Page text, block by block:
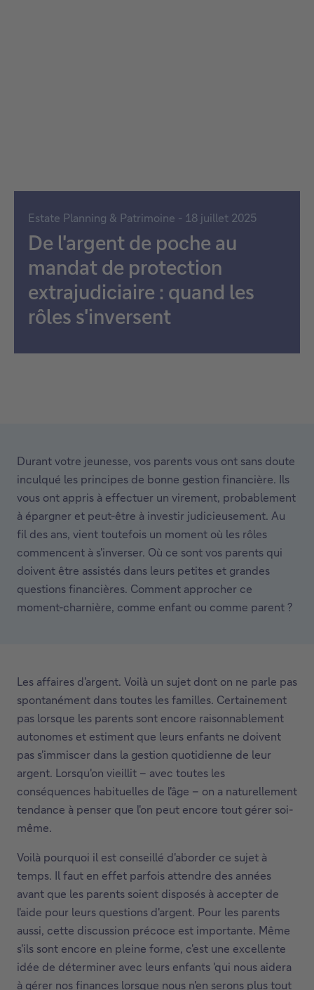
Estate Planning & Patrimoine - 18 juillet 2025
De l'argent de poche au
mandat de protection
extrajudiciaire : quand les
rôles s'inversent
Durant votre jeunesse, vos parents vous ont sans doute
inculqué les principes de bonne gestion financière. Ils
vous ont appris à effectuer un virement, probablement
à épargner et peut-être à investir judicieusement. Au
fil des ans, vient toutefois un moment où les rôles
commencent à s'inverser. Où ce sont vos parents qui
doivent être assistés dans leurs petites et grandes
questions financières. Comment approcher ce
moment-charnière, comme enfant ou comme parent ?
Les affaires d'argent. Voilà un sujet dont on ne parle pas
spontanément dans toutes les familles. Certainement
pas lorsque les parents sont encore raisonnablement
autonomes et estiment que leurs enfants ne doivent
pas s'immiscer dans la gestion quotidienne de leur
argent. Lorsqu'on vieillit – avec toutes les
conséquences habituelles de l'âge – on a naturellement
tendance à penser que l'on peut encore tout gérer soi-
même.
Voilà pourquoi il est conseillé d'aborder ce sujet à
temps. Il faut en effet parfois attendre des années
avant que les parents soient disposés à accepter de
l'aide pour leurs questions d'argent. Pour les parents
aussi, cette discussion précoce est importante. Même
s'ils sont encore en pleine forme, c'est une excellente
idée de déterminer avec leurs enfants 'qui nous aidera
à gérer nos finances lorsque nous n'en serons plus tout